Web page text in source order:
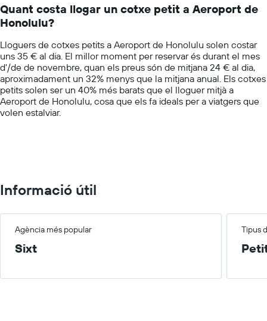
de
les
empreses
indicades
categories.
The
has
1
Y
axis
displaying
values.
Range:
Quant costa llogar un cotxe petit a Aeroport de
Honolulu?
Lloguers de cotxes petits a Aeroport de Honolulu solen costar
uns 35 € al dia. El millor moment per reservar és durant el mes
d'/de de novembre, quan els preus són de mitjana 24 € al dia,
aproximadament un 32% menys que la mitjana anual. Els cotxes
petits solen ser un 40% més barats que el lloguer mitjà a
Aeroport de Honolulu, cosa que els fa ideals per a viatgers que
volen estalviar.
Informació útil
Agència més popular Tipus
Sixt